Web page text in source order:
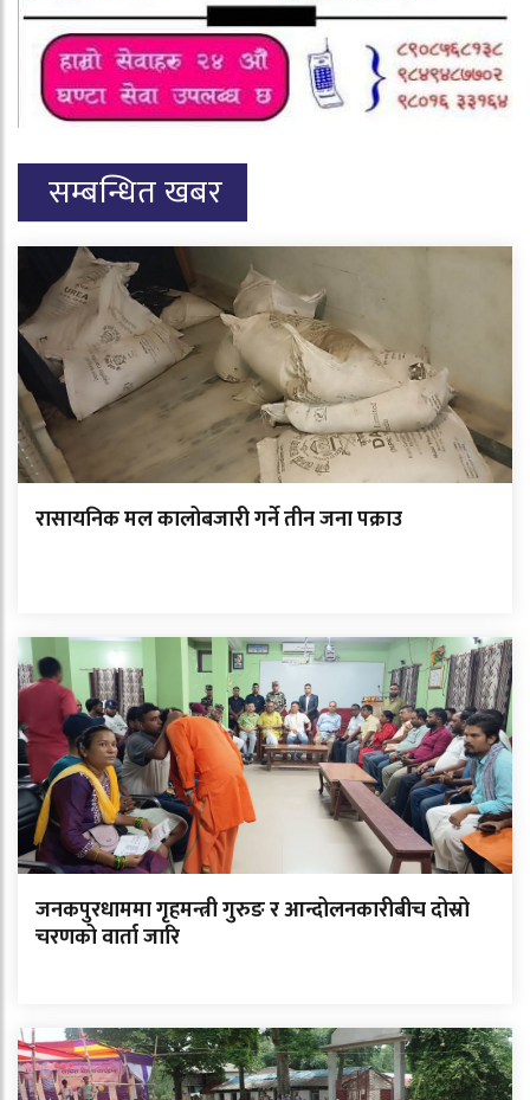
सम्बन्धित खबर
रासायनिक मल कालोबजारी गर्ने तीन जना पक्राउ
जनकपुरधाममा गृहमन्त्री गुरुङ र आन्दोलनकारीबीच दोस्रो
चरणको वार्ता जारि